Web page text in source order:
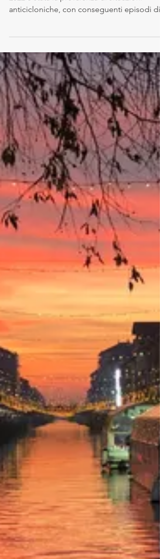
pressione
anticicloniche, con conseguenti episodi di
spiccata...